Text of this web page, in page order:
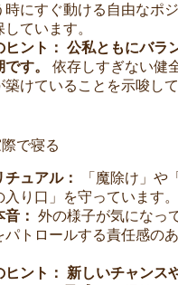
時にすぐ動ける自由なポ
しています。
ント： 公私ともにバラ
す。
依存しすぎない健
築けていることを示唆し
で寝る
チュアル：
「魔除け」や
入り口」を守っています。
： 外の様子が気になっ
パトロールする責任感の
ント：
新しいチャンス